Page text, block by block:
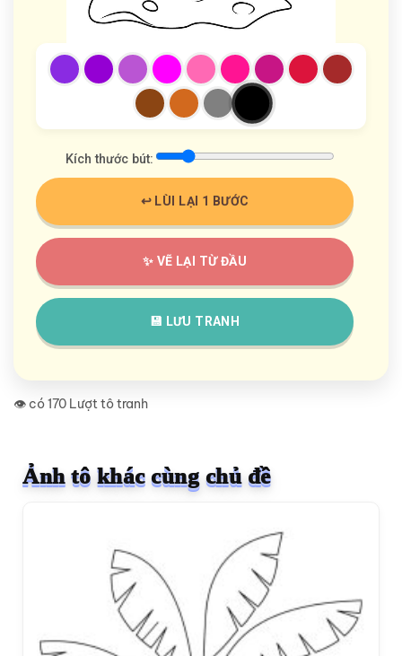
Kích thước bút:
↩️ LÙI LẠI 1 BƯỚC
✨ VẼ LẠI TỪ ĐẦU
💾 LƯU TRANH
👁️ có 170 Lượt tô tranh
Ảnh tô khác cùng chủ đề